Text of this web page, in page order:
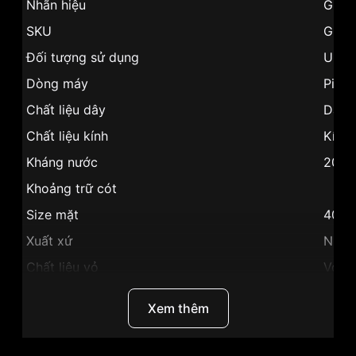
Nhãn hiệu
G-
SKU
Đối tượng sử dụng
Dòng máy
Pin /
Chất liệu dây
Dây
Chất liệu kính
Kính
Kháng nước
20
Khoảng trữ cót
Size mặt
Xuất xứ
Nhật
Chất liệu vỏ
Vỏ
Xem thêm